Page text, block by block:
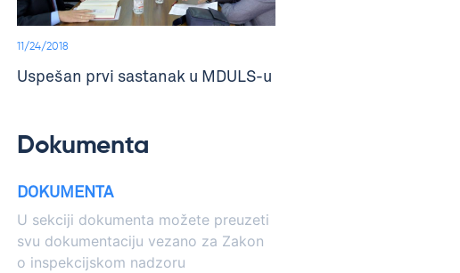
11/24/2018
Uspešan prvi sastanak u MDULS-u
Dokumenta
DOKUMENTA
U sekciji dokumenta možete preuzeti
svu dokumentaciju vezano za Zakon
o inspekcijskom nadzoru